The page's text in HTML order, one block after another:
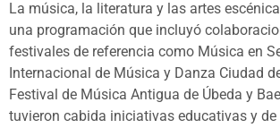
La música, la literatura y las artes
una programación que incluyó
festivales de referencia como Música en
Internacional de Música y Danza Ciudad
Festival de Música Antigua de Úbeda y
tuvieron cabida iniciativas educativas y